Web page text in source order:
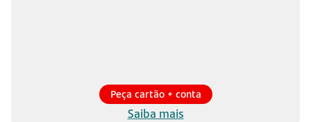
Peça cartão + conta
Saiba mais